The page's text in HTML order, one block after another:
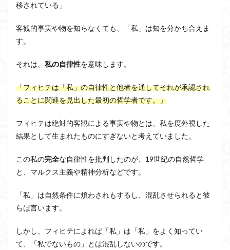
移されている」
客観的事実や物を知らなくても、「私」は知を分かち合えま
す。
それは、 私の自律性を意味します。
「フィヒテは「私」の自律性と他者を通してそれが承認され
ることに関連を見出した最初の哲学者です。」
フィヒテは絶対的客観による事実や物とは、私を度外視した
結果として生まれたものにすぎないと考えていました。
この私の完全な自律性を批判したのが、19世紀の自然哲学
と、マルクス主義や精神分析などです。
「私」は自然条件に煩わされもするし、混乱させられると彼
らは言います。
しかし、フィヒテによれば「私」は「私」をよく知ってい
て、「私でないもの」とは混乱しないのです。